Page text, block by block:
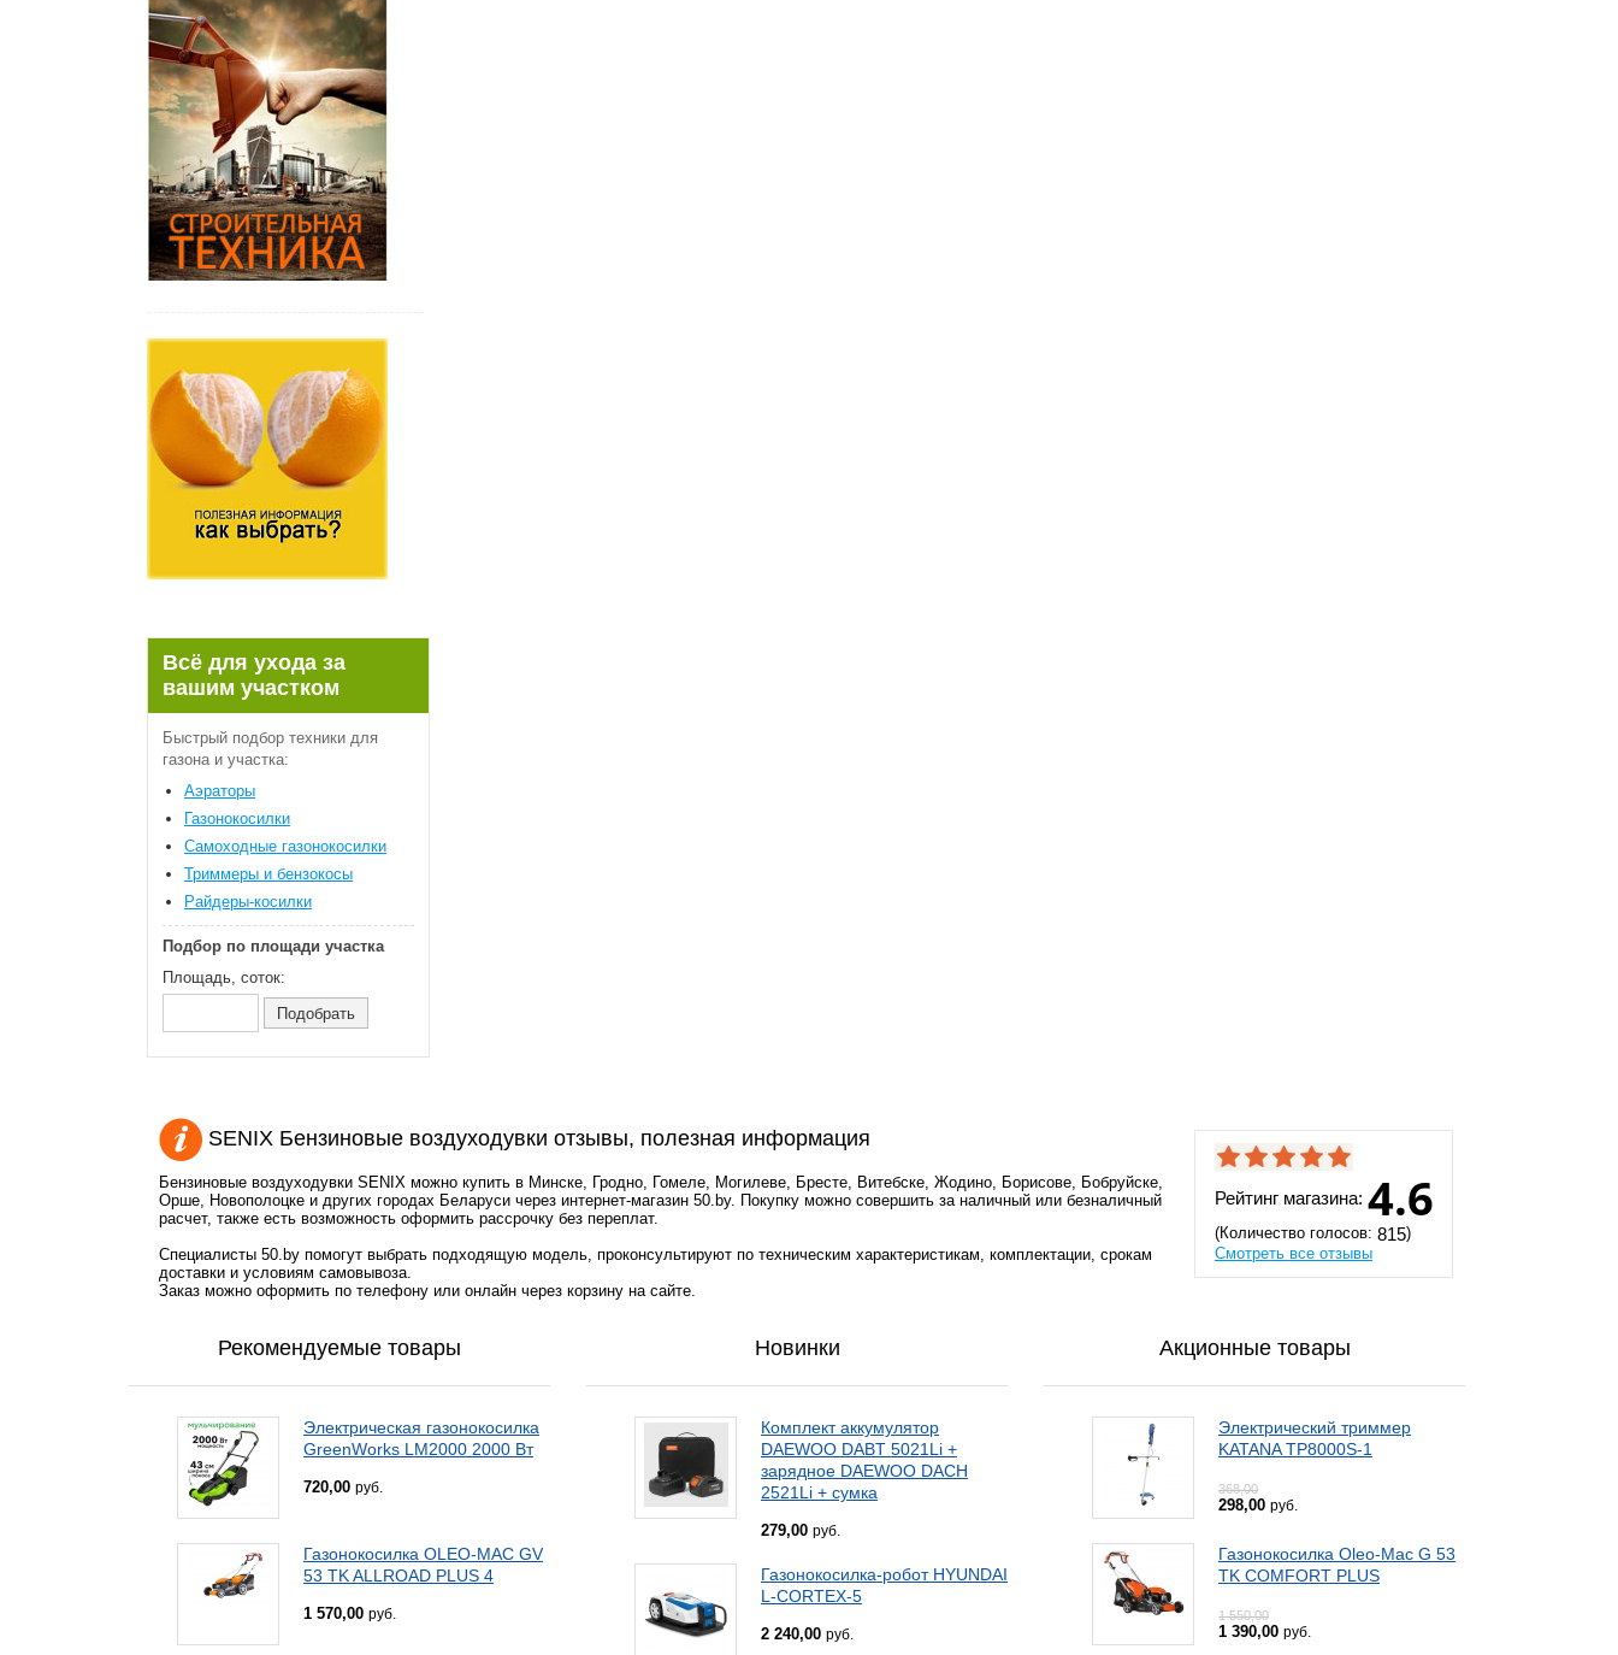
Всё для ухода за
вашим участком
Быстрый подбор техники для
газона и участка:
Аэраторы
Газонокосилки
Самоходные газонокосилки
Триммеры и бензокосы
Райдеры-косилки
Подбор по площади участка
Площадь, соток:
SENIX Бензиновые воздуходувки отзывы, полезная информация
Бензиновые воздуходувки SENIX можно купить в Минске, Гродно, Гомеле, Могилеве, Бресте, Витебске, Жодино, Борисове, Бобруйске,
Орше, Новополоцке и других городах Беларуси через интернет-магазин 50.by. Покупку можно совершить за наличный или безналичный
расчет, также есть возможность оформить рассрочку без переплат.
Специалисты 50.by помогут выбрать подходящую модель, проконсультируют по техническим характеристикам, комплектации, срокам
доставки и условиям самовывоза.
Заказ можно оформить по телефону или онлайн через корзину на сайте.
Рейтинг магазина: 4.6
(Количество голосов: 815)
Смотреть все отзывы
Рекомендуемые товары
Электрическая газонокосилка
GreenWorks LM2000 2000 Вт
720,00 руб.
Газонокосилка OLEO-MAC GV
53 TK ALLROAD PLUS 4
1 570,00 руб.
Новинки
Комплект аккумулятор
DAEWOO DABT 5021Li +
зарядное DAEWOO DACH
2521Li + сумка
279,00 руб.
Газонокосилка-робот HYUNDAI
L-CORTEX-5
2 240,00 руб.
Акционные товары
Электрический триммер
KATANA TP8000S-1
368,00
298,00 руб.
Газонокосилка Oleo-Mac G 53
TK COMFORT PLUS
1 550,00
1 390,00 руб.